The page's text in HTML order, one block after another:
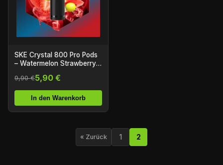
SKE Crystal 800 Pro Pods
– Watermelon Strawberry
9,90 €5,90 €
In den Warenkorb
« Zurück 1 2